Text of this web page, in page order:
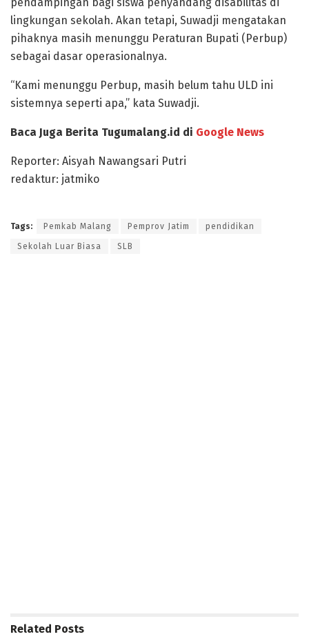
lingkungan sekolah. Akan tetapi, Suwadji mengatakan
pihaknya masih menunggu Peraturan Bupati (Perbup)
sebagai dasar operasionalnya.
“Kami menunggu Perbup, masih belum tahu ULD ini
sistemnya seperti apa,” kata Suwadji.
Baca Juga Berita Tugumalang.id di Google News
Reporter: Aisyah Nawangsari Putri
redaktur: jatmiko
Tags: Pemkab Malang Pemprov Jatim pendidikan
Sekolah Luar Biasa SLB
Related Posts